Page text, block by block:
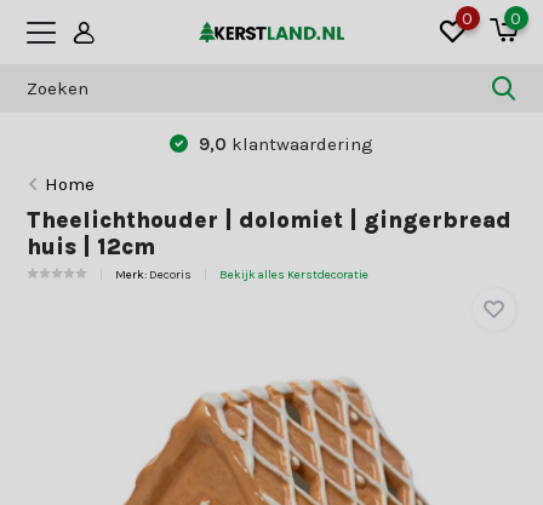
0 0
9,0 klantwaardering
Home
Theelichthouder | dolomiet | gingerbread
huis | 12cm
Merk: Decoris Bekijk alles Kerstdecoratie